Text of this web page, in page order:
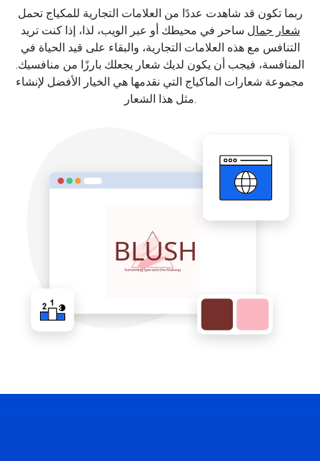
ربما تكون قد شاهدت عددًا من العلامات التجارية للمكياج تحمل
شعار جمال ساحر في محيطك أو عبر الويب، لذا، إذا كنت تريد
التنافس مع هذه العلامات التجارية، والبقاء على قيد الحياة في
المنافسة، فيجب أن يكون لديك شعار يجعلك بارزًا من منافسيك.
مجموعة شعارات الماكياج التي نقدمها هي الخيار الأفضل لإنشاء
مثل هذا الشعار.